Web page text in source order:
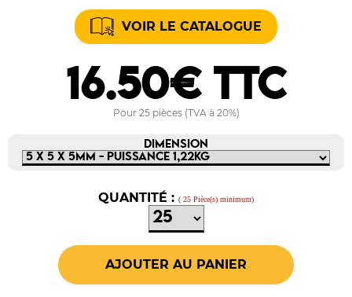
VOIR LE CATALOGUE
16.50€ TTC
Pour 25 pièces (TVA à 20%)
DIMENSION
QUANTITÉ : ( 25 Pièce(s) minimum)